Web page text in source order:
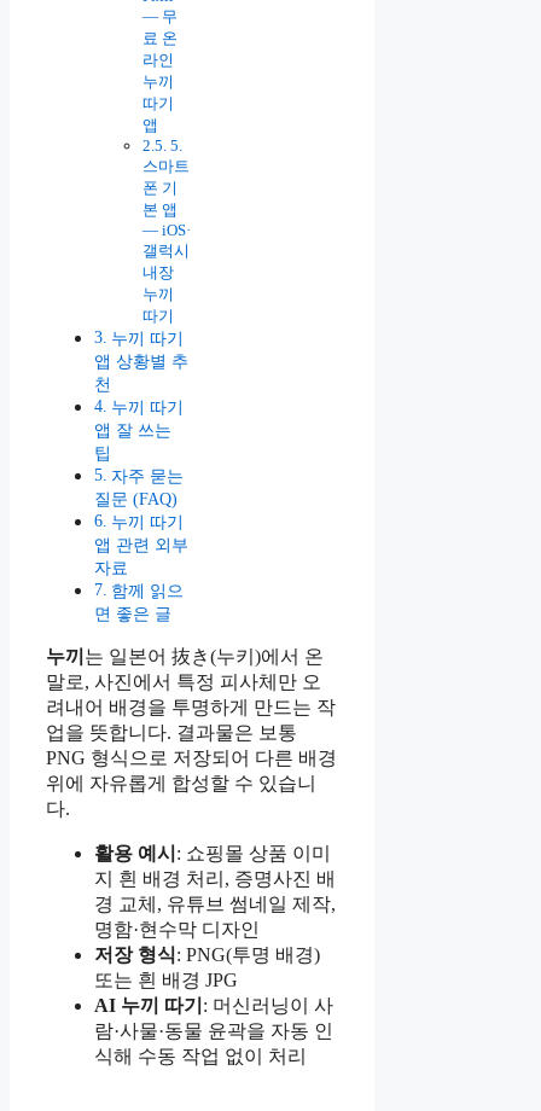
— 무
료 온
라인
누끼
따기
앱
5.
스마트
폰 기
본 앱
— iOS·
갤럭시
내장
누끼
따기
누끼 따기
앱 상황별 추
천
누끼 따기
앱 잘 쓰는
팁
자주 묻는
질문 (FAQ)
누끼 따기
앱 관련 외부
자료
함께 읽으
면 좋은 글
누끼 는 일본어 抜き(누키)에서 온
말로, 사진에서 특정 피사체만 오
려내어 배경을 투명하게 만드는 작
업을 뜻합니다. 결과물은 보통
PNG 형식으로 저장되어 다른 배경
위에 자유롭게 합성할 수 있습니
다.
활용 예시 : 쇼핑몰 상품 이미
지 흰 배경 처리, 증명사진 배
경 교체, 유튜브 썸네일 제작,
명함·현수막 디자인
저장 형식: PNG(투명 배경)
또는 흰 배경 JPG
AI 누끼 따기 : 머신러닝이 사
람·사물·동물 윤곽을 자동 인
식해 수동 작업 없이 처리